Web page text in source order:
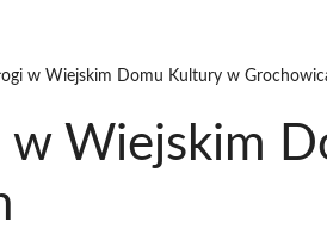
w Wiejskim Domu Kultury w
w Wiejskim